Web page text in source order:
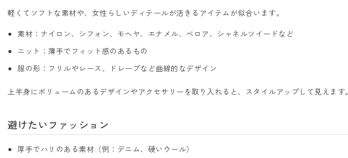
軽くてソフトな素材や、女性らしいディテールが活きるアイテムが似合います。
素材：ナイロン、シフォン、モヘヤ、エナメル、ベロア、シャネルツイードなど
ニット：薄手でフィット感のあるもの
服の形：フリルやレース、ドレープなど曲線的なデザイン
上半身にボリュームのあるデザインやアクセサリーを取り入れると、スタイルアップして見えます。
避けたいファッション
厚手でハリのある素材（例：デニム、硬いウール）